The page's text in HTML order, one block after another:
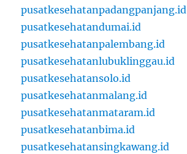
pusatkesehatanpadangpanjang.id
pusatkesehatandumai.id
pusatkesehatanpalembang.id
pusatkesehatanlubuklinggau.id
pusatkesehatansolo.id
pusatkesehatanmalang.id
pusatkesehatanmataram.id
pusatkesehatanbima.id
pusatkesehatansingkawang.id